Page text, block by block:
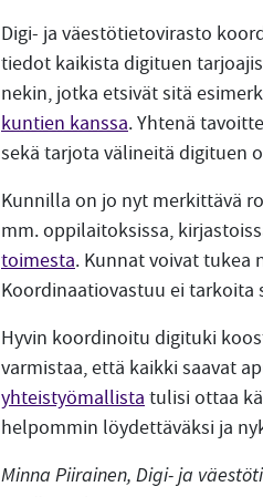
Digi- ja väestötietovirasto
tiedot kaikista digituen
nekin, jotka etsivät sitä
kuntien kanssa. Yhtenä
sekä tarjota välineitä digituen
Kunnilla on jo nyt merkittävä
mm. oppilaitoksissa,
toimesta. Kunnat voivat tukea
Koordinaatiovastuu ei
Hyvin koordinoitu digituki
varmistaa, että kaikki saavat
yhteistyömallista tulisi ottaa
helpommin löydettäväksi ja
Minna Piirainen, Digi- ja